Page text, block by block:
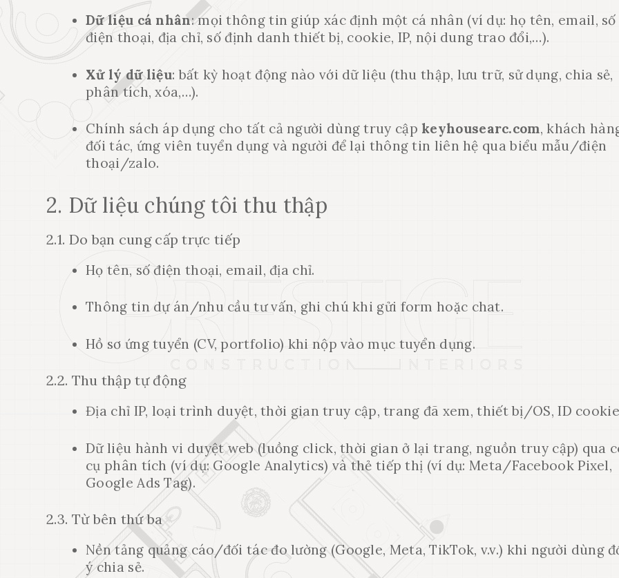
Dữ liệu cá nhân: mọi thông tin giúp xác định một cá nhân (ví dụ: họ tên, email, số
điện thoại, địa chỉ, số định danh thiết bị, cookie, IP, nội dung trao đổi,…).
Xử lý dữ liệu: bất kỳ hoạt động nào với dữ liệu (thu thập, lưu trữ, sử dụng, chia sẻ,
phân tích, xóa,…).
Chính sách áp dụng cho tất cả người dùng truy cập keyhousearc.com, khách
đối tác, ứng viên tuyển dụng và người để lại thông tin liên hệ qua biểu mẫu/điện
thoại/zalo.
2. Dữ liệu chúng tôi thu thập
2.1. Do bạn cung cấp trực tiếp
Họ tên, số điện thoại, email, địa chỉ.
Thông tin dự án/nhu cầu tư vấn, ghi chú khi gửi form hoặc chat.
Hồ sơ ứng tuyển (CV, portfolio) khi nộp vào mục tuyển dụng.
2.2. Thu thập tự động
Địa chỉ IP, loại trình duyệt, thời gian truy cập, trang đã xem, thiết bị/OS, ID
Dữ liệu hành vi duyệt web (luồng click, thời gian ở lại trang, nguồn truy cập) qua
cụ phân tích (ví dụ: Google Analytics) và thẻ tiếp thị (ví dụ: Meta/Facebook Pixel,
Google Ads Tag).
2.3. Từ bên thứ ba
Nền tảng quảng cáo/đối tác đo lường (Google, Meta, TikTok, v.v.) khi người dùng
ý chia sẻ.